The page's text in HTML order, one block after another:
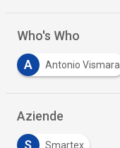
Who's Who
A Antonio Vismara
Aziende
S Smartex